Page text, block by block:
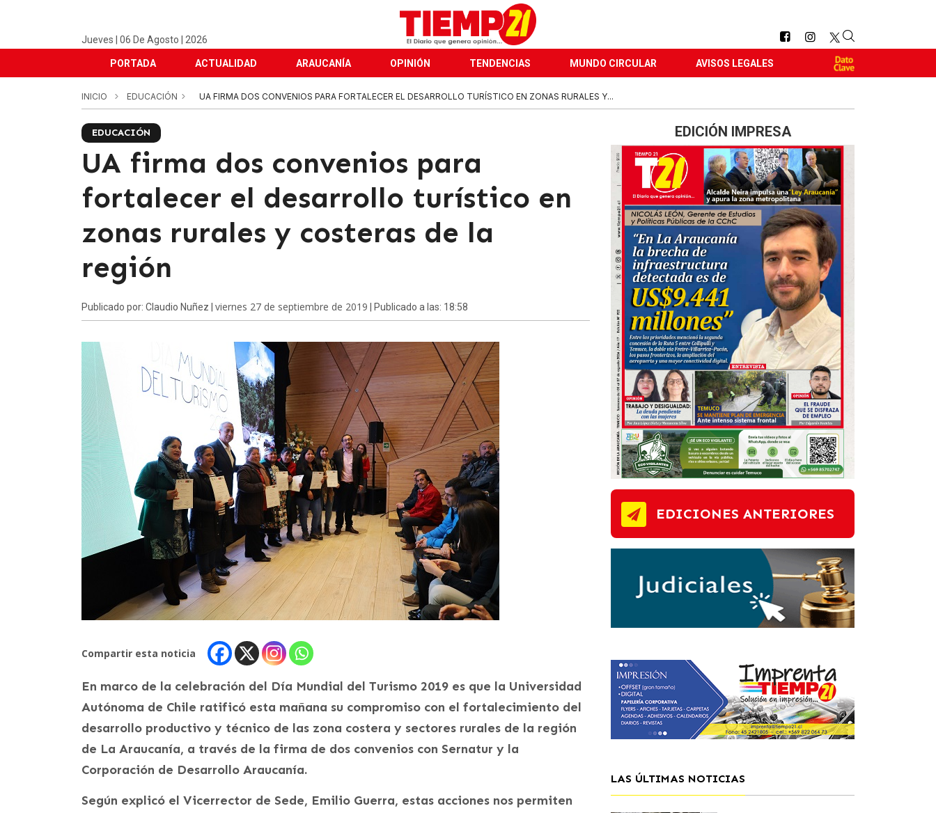
Jueves | 06 De Agosto | 2026
PORTADA ACTUALIDAD ARAUCANÍA OPINIÓN TENDENCIAS MUNDO CIRCULAR AVISOS LEGALES
INICIO EDUCACIÓN UA FIRMA DOS CONVENIOS PARA FORTALECER EL DESARROLLO TURÍSTICO EN ZONAS RURALES Y...
EDUCACIÓN
UA firma dos convenios para
fortalecer el desarrollo turístico en
zonas rurales y costeras de la
región
Publicado por: Claudio Nuñez | viernes 27 de septiembre de 2019 | Publicado a las: 18:58
Compartir esta noticia
En marco de la celebración del Día Mundial del Turismo 2019 es que la Universidad
Autónoma de Chile ratificó esta mañana su compromiso con el fortalecimiento del
desarrollo productivo y técnico de las zona costera y sectores rurales de la región
de La Araucanía, a través de la firma de dos convenios con Sernatur y la
Corporación de Desarrollo Araucanía.
Según explicó el Vicerrector de Sede, Emilio Guerra, estas acciones nos permiten
EDICIÓN IMPRESA
EDICIONES ANTERIORES
LAS ÚLTIMAS NOTICIAS